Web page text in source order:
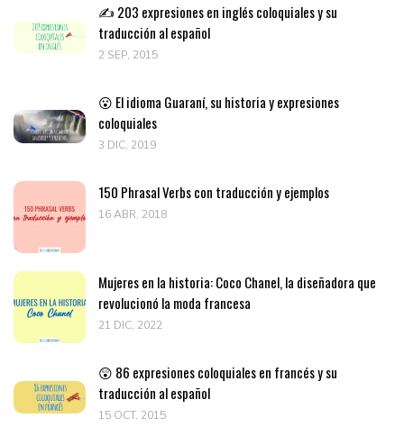
✍️ 203 expresiones en inglés coloquiales y su
traducción al español
2 SEP, 2015
😮 El idioma Guaraní, su historia y expresiones
coloquiales
3 DIC, 2019
150 Phrasal Verbs con traducción y ejemplos
16 ABR, 2018
Mujeres en la historia: Coco Chanel, la diseñadora que
revolucionó la moda francesa
21 DIC, 2022
😲 86 expresiones coloquiales en francés y su
traducción al español
15 OCT, 2015